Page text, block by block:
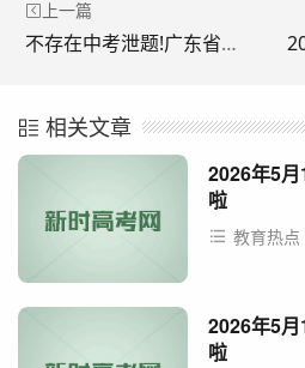
上一篇
不存在中考泄题!广东省教育考试院回应
相关文章
2026年5
啦
教育热点
2026年5
啦